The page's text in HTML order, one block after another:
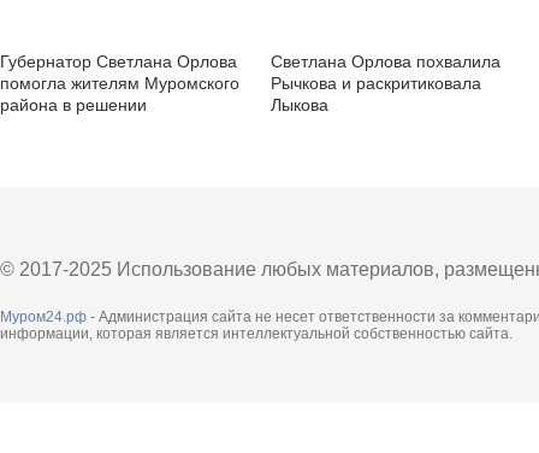
Губернатор Светлана Орлова
помогла жителям Муромского
района в решении
Светлана Орлова похвалила
Рычкова и раскритиковала
Лыкова
© 2017-2025 Использование любых материалов,
Муром24.рф - Администрация сайта не несет ответственности за
информации, которая является интеллектуальной собственностью сайта.